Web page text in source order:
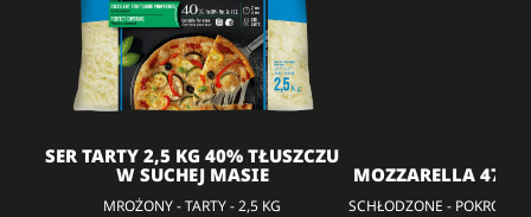
SER TARTY 2,5 KG 40% TŁUSZCZU
W SUCHEJ MASIE
MROŻONY - TARTY - 2,5 KG
MOZZARELLA 47%
SCHŁODZONE -